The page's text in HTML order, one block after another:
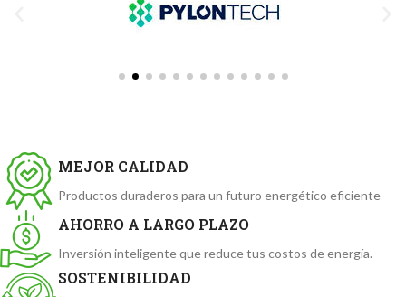
MEJOR CALIDAD
Productos duraderos para un futuro energético eficiente
AHORRO A LARGO PLAZO
Inversión inteligente que reduce tus costos de energía.
SOSTENIBILIDAD